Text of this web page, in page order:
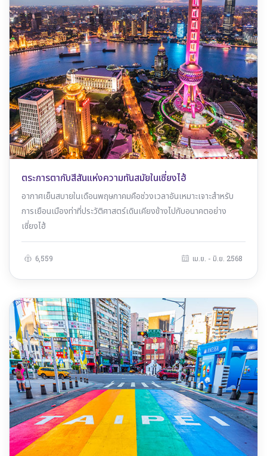
ตระการตากับสีสันแห่งความทันสมัยในเซี่ยงไฮ้
อากาศเย็นสบายในเดือนพฤษภาคมคือช่วงเวลาอันเหมาะเจาะสำหรับ
การเยือนเมืองท่าที่ประวัติศาสตร์เดินเคียงข้างไปกับอนาคตอย่าง
เซี่ยงไฮ้
6,559 เม.ย. - มิ.ย. 2568